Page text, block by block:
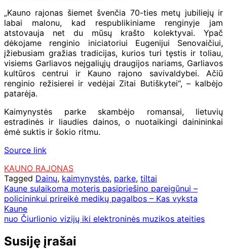
„Kauno rajonas šiemet švenčia 70-ties metų jubiliejų ir
labai malonu, kad respublikiniame renginyje jam
atstovauja net du mūsų krašto kolektyvai. Ypač
dėkojame renginio iniciatoriui Eugenijui Senovaičiui,
įžiebusiam gražias tradicijas, kurios turi tęstis ir toliau,
visiems Garliavos neįgaliųjų draugijos nariams, Garliavos
kultūros centrui ir Kauno rajono savivaldybei. Ačiū
renginio režisierei ir vedėjai Zitai Butiškytei“, – kalbėjo
patarėja.
Kaimynystės parke skambėjo romansai, lietuvių
estradinės ir liaudies dainos, o nuotaikingi dainininkai
ėmė suktis ir šokio ritmu.
Source link
KAUNO RAJONAS
Tagged Dainų, kaimynystės, parke, tiltai
Navigacija
tarp
įrašų
Kaune sulaikoma moteris pasipriešino pareigūnui –
policininkui prireikė medikų pagalbos – Kas vyksta
Kaune
nuo Čiurlionio vizijų iki elektroninės muzikos ateities
Susiję įrašai